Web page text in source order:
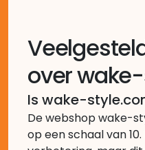
over
Is wake-
De webshop wake-
op een schaal van